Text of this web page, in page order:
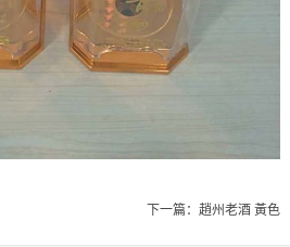
下一篇：趙州老酒 黃色